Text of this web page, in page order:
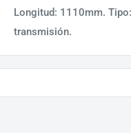
Longitud: 1110mm.
transmisión.